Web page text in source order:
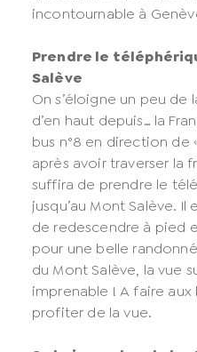
incontournable à
Prendre le
Salève
On s’éloigne un peu de
d’en haut depuis… la
bus n°8 en direction de
après avoir traverser la
suffira de prendre le
jusqu’au Mont Salève.
de redescendre à pied
pour une belle
du Mont Salève, la vue
imprenable ! A faire
profiter de la vue.